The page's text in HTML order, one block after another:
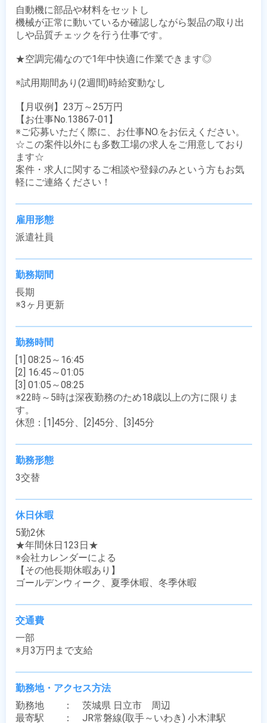
自動機に部品や材料をセットし
機械が正常に動いているか確認しながら製品の取り出
しや品質チェックを行う仕事です。
★空調完備なので1年中快適に作業できます◎
※試用期間あり(2週間)時給変動なし
【月収例】23万～25万円
【お仕事No.13867-01】
※ご応募いただく際に、お仕事NO.をお伝えください。
☆この案件以外にも多数工場の求人をご用意しており
ます☆
案件・求人に関するご相談や登録のみという方もお気
軽にご連絡ください！
雇用形態
派遣社員
勤務期間
長期
※3ヶ月更新
勤務時間
[1] 08:25～16:45
[2] 16:45～01:05
[3] 01:05～08:25
※22時～5時は深夜勤務のため18歳以上の方に限りま
す。
休憩：[1]45分、[2]45分、[3]45分
勤務形態
3交替
休日休暇
5勤2休
★年間休日123日★
※会社カレンダーによる
【その他長期休暇あり】
ゴールデンウィーク、夏季休暇、冬季休暇
交通費
一部
※月3万円まで支給
勤務地・アクセス方法
勤務地　　：　茨城県 日立市　周辺
最寄駅　　：　JR常磐線(取手～いわき) 小木津駅